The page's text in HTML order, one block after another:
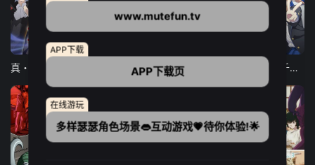
12集全
东京猫猫 NEW～♡ 弹珠汽水瓶里的千岁同学
www.mutefun.tv
APP下载
APP下载页
在线游玩
多样瑟瑟角色场景👄互动游戏💗待你体验!🌟